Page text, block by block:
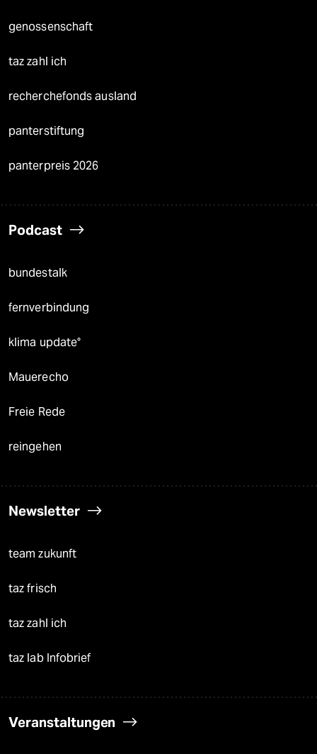
genossenschaft
taz zahl ich
recherchefonds ausland
panterstiftung
panterpreis 2026
Podcast
bundestalk
fernverbindung
klima update°
Mauerecho
Freie Rede
reingehen
Newsletter
team zukunft
taz frisch
taz zahl ich
taz lab Infobrief
Veranstaltungen